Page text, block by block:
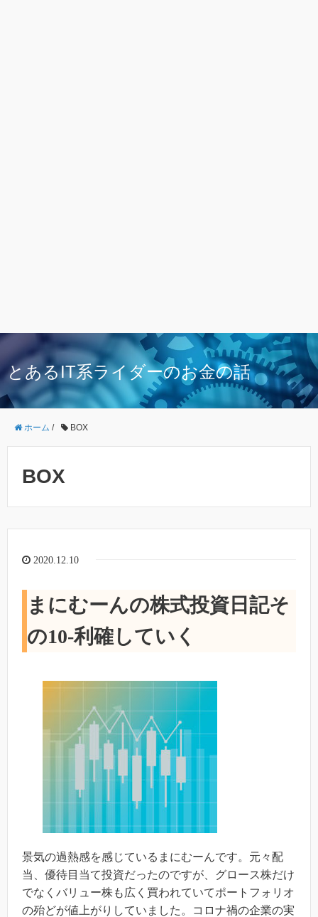
とあるIT系ライダーのお金の話
ホーム / BOX
BOX
2020.12.10
まにむーんの株式投資日記そ
の10-利確していく
景気の過熱感を感じているまにむーんです。元々配
当、優待目当て投資だったのですが、グロース株だけ
でなくバリュー株も広く買われていてポートフォリオ
の殆どが値上がりしていました。コロナ禍の企業の実